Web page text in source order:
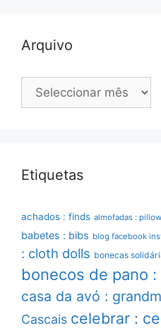
Arquivo
Arquivo
Etiquetas
achados : finds almofadas :
babetes : bibs blog facebook
: cloth dolls bonecas
bonecos de pano
casa da avó :
Cascais celebrar :